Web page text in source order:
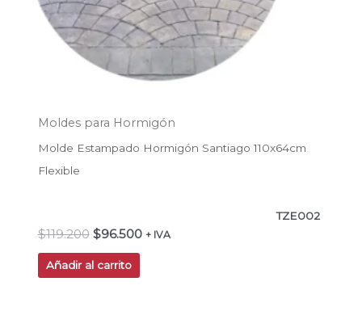
Moldes para Hormigón
Molde Estampado Hormigón Santiago 110x64cm
Flexible
TZE002
$119.200 $96.500 + IVA
Añadir al carrito